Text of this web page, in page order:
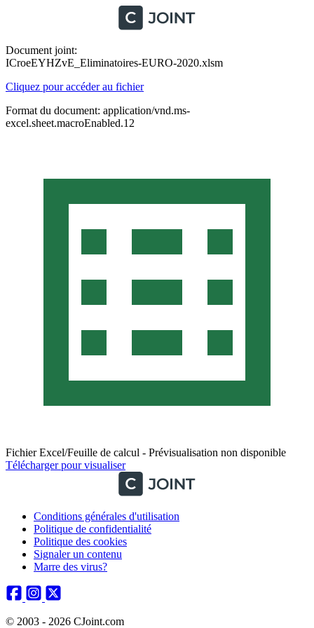
Document joint:
ICroeEYHZvE_Eliminatoires-EURO-2020.xlsm
Cliquez pour accéder au fichier
Format du document: application/vnd.ms-
excel.sheet.macroEnabled.12
Fichier Excel/Feuille de calcul - Prévisualisation non disponible
Télécharger pour visualiser
Conditions générales d'utilisation
Politique de confidentialité
Politique des cookies
Signaler un contenu
Marre des virus?
© 2003 - 2026 CJoint.com